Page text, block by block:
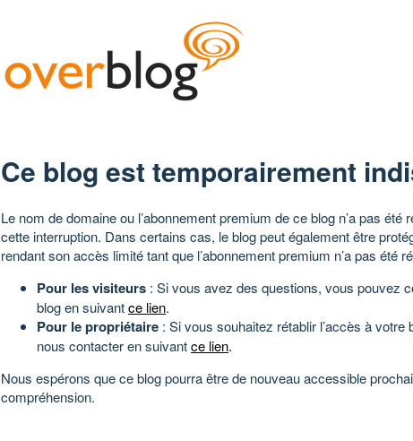
Ce blog est temporairement
Le nom de domaine ou l’abonnement premium de ce blog n’a pas été
cette interruption. Dans certains cas, le blog peut également être
rendant son accès limité tant que l’abonnement premium n’a pas été
Pour les visiteurs : Si vous avez des questions, vous pouvez
blog en suivantce lien.
Pour le propriétaire : Si vous souhaitez rétablir l’accès à
nous contacter en suivantce lien.
Nous espérons que ce blog pourra être de nouveau accessible
compréhension.